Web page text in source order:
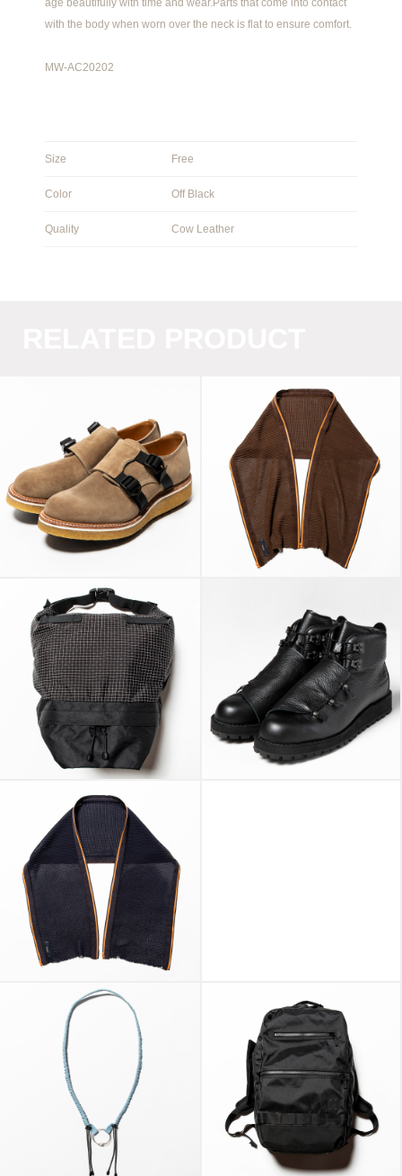
age beautifully with time and wear.Parts that come into contact
with the body when worn over the neck is flat to ensure comfort.
MW-AC20202
Size Free
Color Off Black
Quality Cow Leather
Super Buck Double
Monk “Conceal”
Gaucho
Slit Knit Unit Stole
Brown
X-Pac™/Spectra®
“Lid”
Danner Mountain
“Nude” Off Black
Slit Knit Unit Stole
Navy
Bungee Leather
Neck Strap Sax
X-Pac™ “RAD” x
master-piece